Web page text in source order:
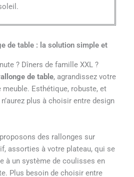
de table : la solution simple et
? Dîners de famille XXL ?
de table, agrandissez votre
meuble. Esthétique, robuste, et
plus à choisir entre design
des rallonges sur
assorties à votre plateau, qui se
à un système de coulisses en
Plus besoin de choisir entre